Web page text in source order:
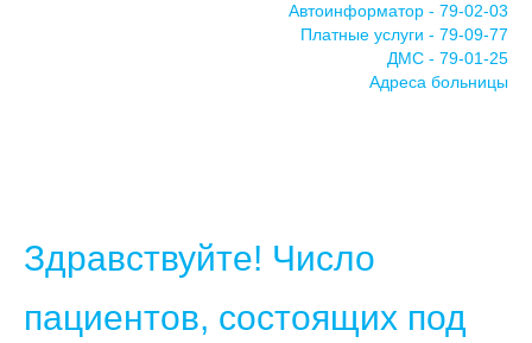
Автоинформатор - 79-02-03
Платные услуги - 79-09-77
ДМС - 79-01-25
Адреса больницы
Здравствуйте! Число
пациентов, состоящих под